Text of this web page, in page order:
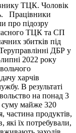
ТЦК. Чоловік
Працівники
про підозру
ТЦК та СП
збитків під
ДБР у
2022 року
харчів
В результаті
на понад 3
суму майже 320
частина продуктів,
які їх потребували,